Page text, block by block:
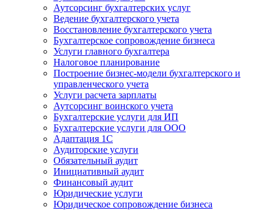
Аутсорсинг бухгалтерских услуг
Ведение бухгалтерского учета
Восстановление бухгалтерского учета
Бухгалтерское сопровождение бизнеса
Услуги главного бухгалтера
Налоговое планирование
Построение бизнес-модели бухгалтерского и
управленческого учета
Услуги расчета зарплаты
Аутсорсинг воинского учета
Бухгалтерские услуги для ИП
Бухгалтерские услуги для ООО
Адаптация 1С
Аудиторские услуги
Обязательный аудит
Инициативный аудит
Финансовый аудит
Юридические услуги
Юридическое сопровождение бизнеса